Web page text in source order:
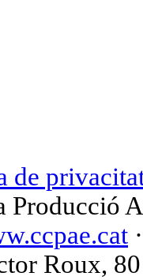
de
Producció
Roux,